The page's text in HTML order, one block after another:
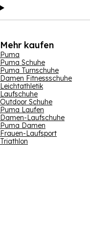
Mehr kaufen
Puma
Puma Schuhe
Puma Turnschuhe
Damen Fitnessschuhe
Leichtathletik
Laufschuhe
Outdoor Schuhe
Puma Laufen
Damen-Laufschuhe
Puma Damen
Frauen-Laufsport
Triathlon